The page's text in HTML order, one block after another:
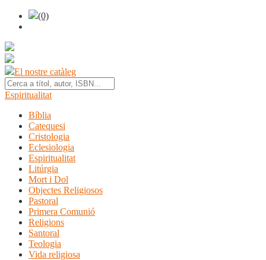
(0)
El nostre catàleg
Espiritualitat
Bíblia
Catequesi
Cristologia
Eclesiologia
Espiritualitat
Litúrgia
Mort i Dol
Objectes Religiosos
Pastoral
Primera Comunió
Religions
Santoral
Teologia
Vida religiosa